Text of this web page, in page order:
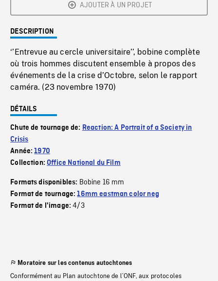
AJOUTER À UN PROJET
DESCRIPTION
‘’Entrevue au cercle universitaire’’, bobine complète
où trois hommes discutent ensemble à propos des
événements de la crise d’Octobre, selon le rapport
caméra. (23 novembre 1970)
DÉTAILS
Chute de tournage de: Reaction: A Portrait of a Society in
Crisis
Année:1970
Collection:Office National du Film
Formats disponibles: Bobine 16 mm
Format de tournage:16mm eastman color neg
Format de l'image:4/3
Moratoire sur les contenus autochtones
Conformément au Plan autochtone de l’ONF, aux protocoles